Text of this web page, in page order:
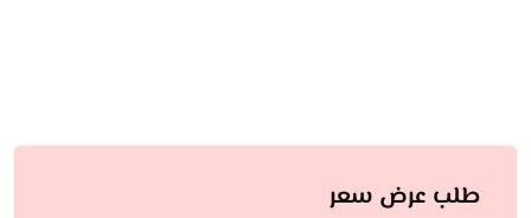
طلب عرض سعر